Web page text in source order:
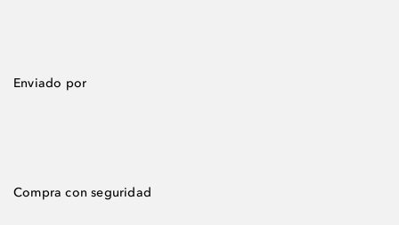
Enviado por
Compra con seguridad